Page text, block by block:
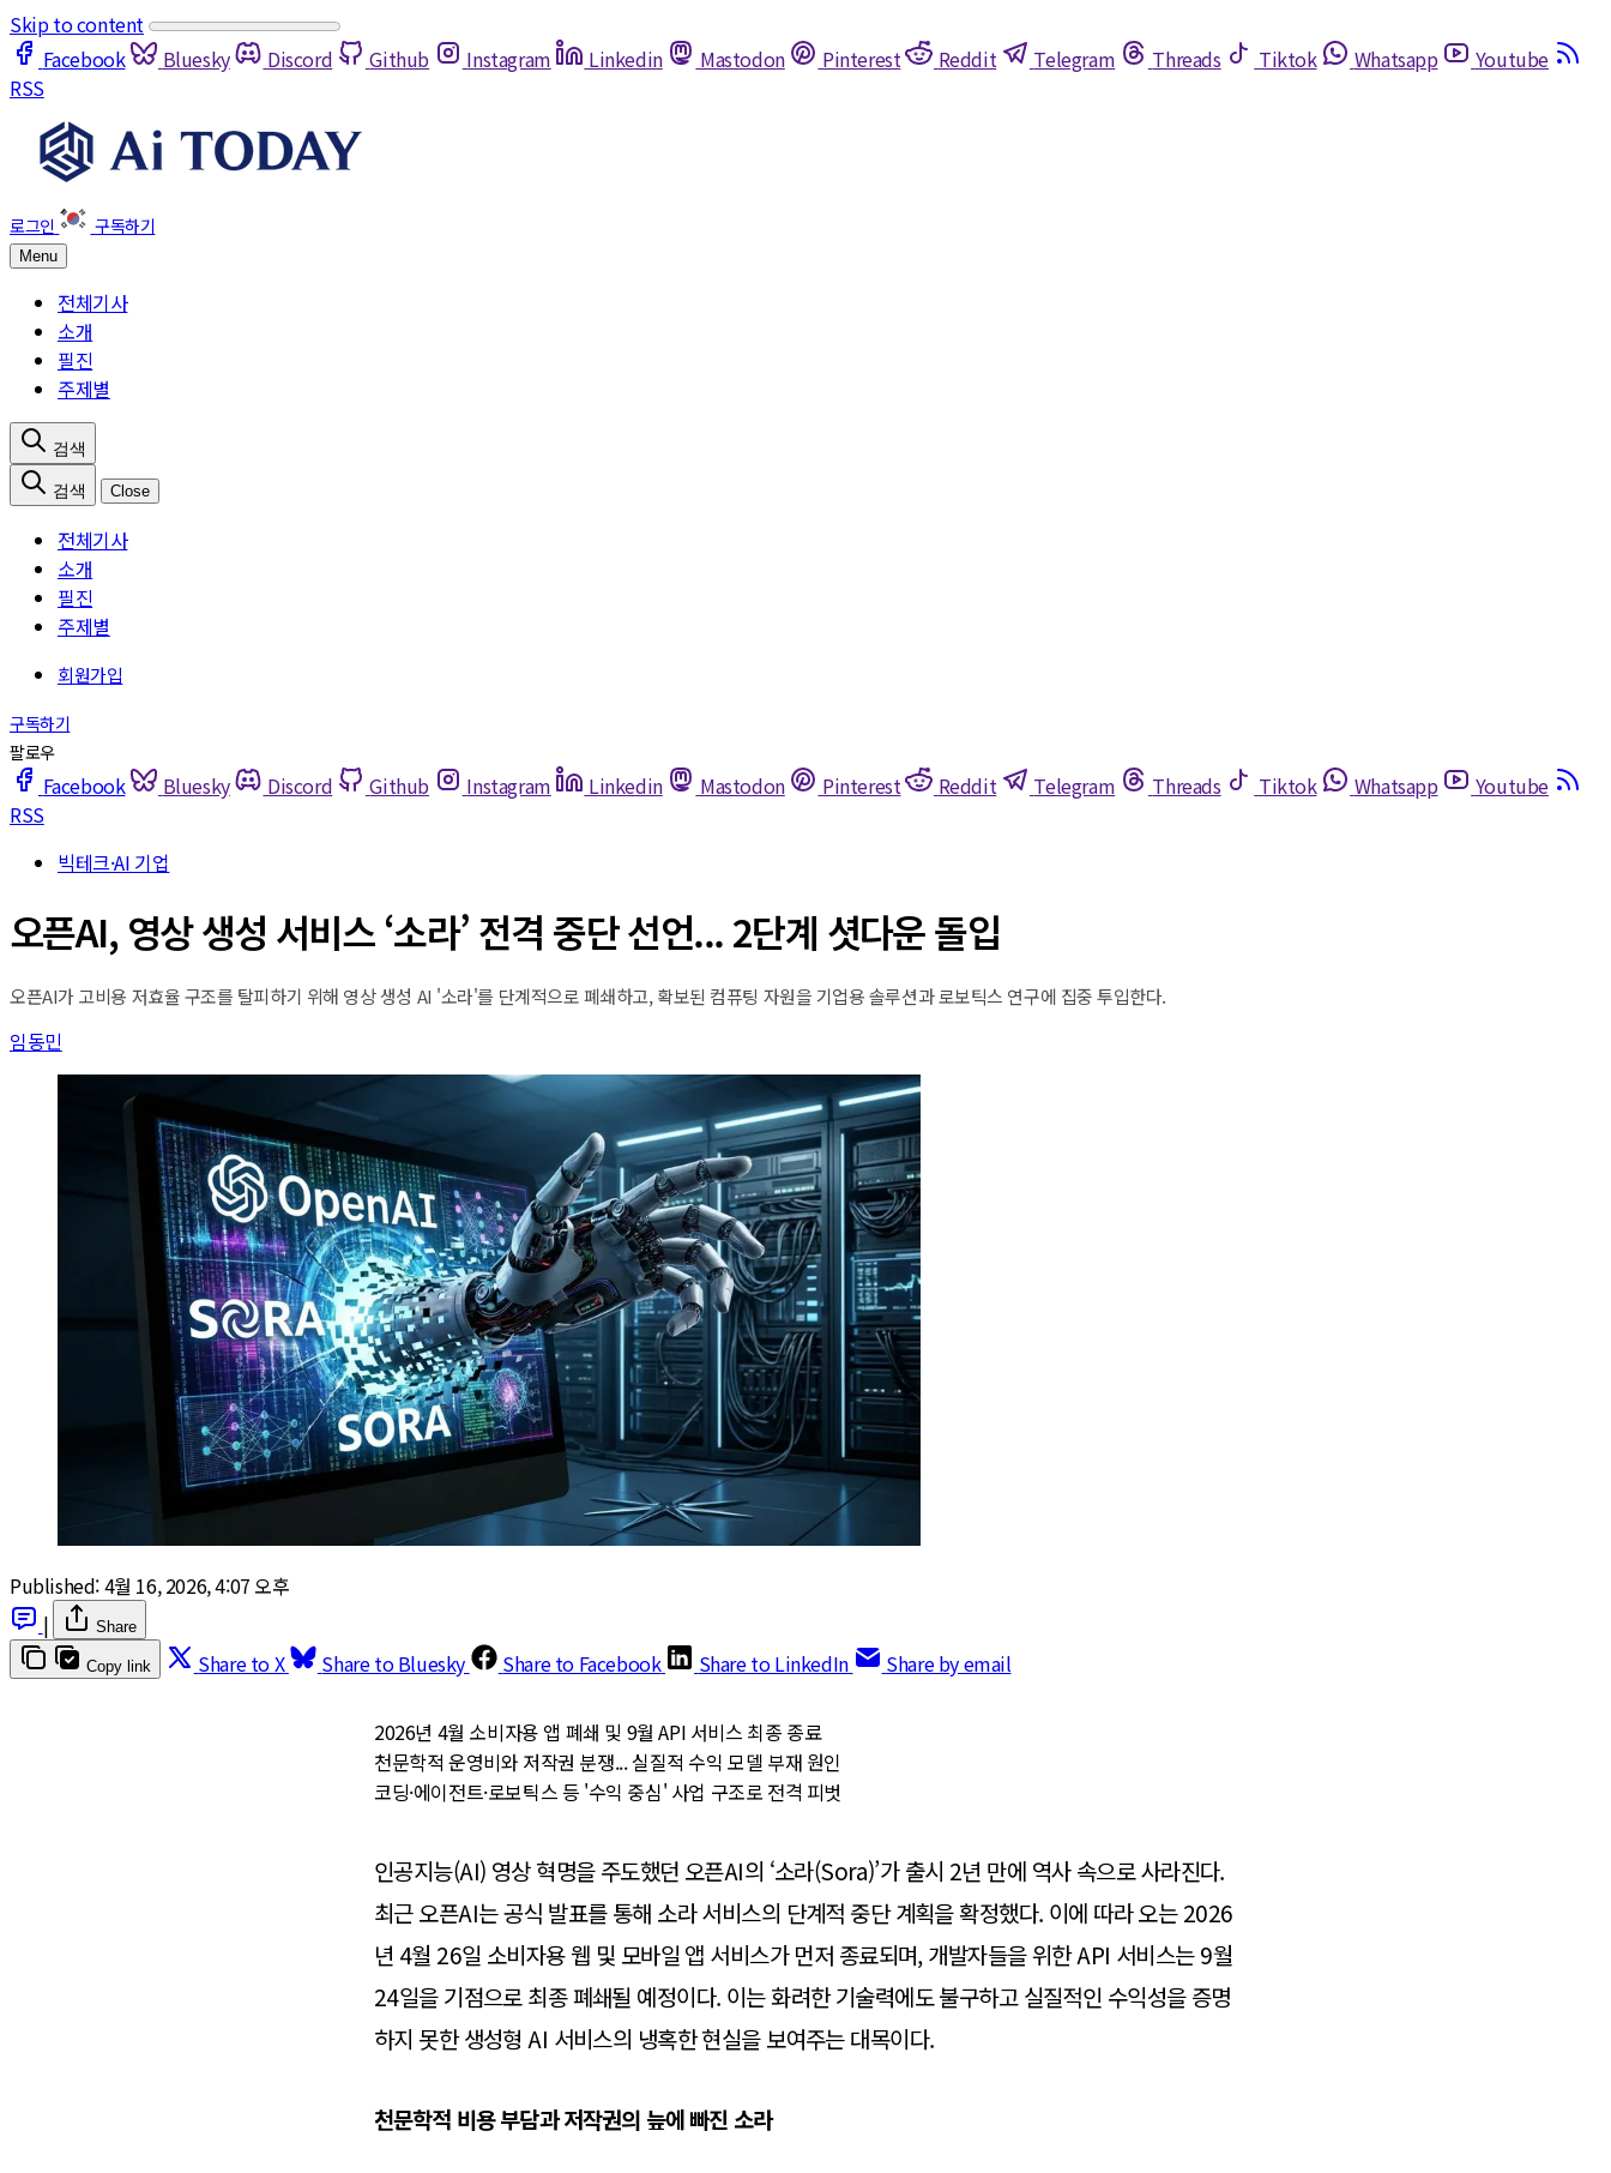
Skip to content
Facebook
Bluesky Discord Github Instagram Linkedin Mastodon Pinterest Reddit Telegram Threads Tiktok Whatsapp
Youtube
RSS
Menu
전체기사
소개
필진
주제별
Close
전체기사
소개
필진
주제별
Facebook Bluesky Discord Github Instagram Linkedin Mastodon Pinterest Reddit Telegram Threads Tiktok Whatsapp
Youtube
RSS
빅테크·AI 기업
오픈AI, 영상 생성 서비스 ‘소라’ 전격 중단 선언... 2단계 셧다운 돌입
오픈AI가 고비용 저효율 구조를 탈피하기 위해 영상 생성 AI '소라'를 단계적으로 폐쇄하고, 확보된 컴퓨팅 자원을 기업용 솔루션과 로보틱스 연구에 집중 투입한다.
임동민
Published:4월 16, 2026, 4:07 오후
|
Share
Copy link Share to X Share to Bluesky Share to Facebook Share to LinkedIn Share by email
2026년 4월 소비자용 앱 폐쇄 및 9월 API 서비스 최종 종료
천문학적 운영비와 저작권 분쟁... 실질적 수익 모델 부재 원인
코딩·에이전트·로보틱스 등 '수익 중심' 사업 구조로 전격 피벗
인공지능(AI) 영상 혁명을 주도했던 오픈AI의 ‘소라(Sora)’가 출시 2년 만에 역사 속으로 사라진다.
최근 오픈AI는 공식 발표를 통해 소라 서비스의 단계적 중단 계획을 확정했다. 이에 따라 오는 2026
년 4월 26일 소비자용 웹 및 모바일 앱 서비스가 먼저 종료되며, 개발자들을 위한 API 서비스는 9월
24일을 기점으로 최종 폐쇄될 예정이다. 이는 화려한 기술력에도 불구하고 실질적인 수익성을 증명
하지 못한 생성형 AI 서비스의 냉혹한 현실을 보여주는 대목이다.
천문학적 비용 부담과 저작권의 늪에 빠진 소라